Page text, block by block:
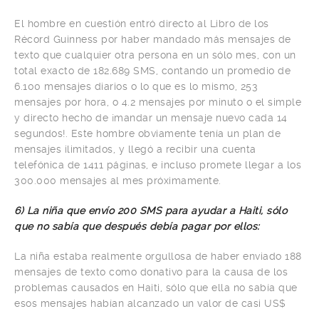
El hombre en cuestión entró directo al Libro de los
Récord Guinness por haber mandado más mensajes de
texto que cualquier otra persona en un sólo mes, con un
total exacto de 182.689 SMS, contando un promedio de
6.100 mensajes diarios o lo que es lo mismo, 253
mensajes por hora, o 4.2 mensajes por minuto o el simple
y directo hecho de ¡mandar un mensaje nuevo cada 14
segundos!. Este hombre obviamente tenía un plan de
mensajes ilimitados, y llegó a recibir una cuenta
telefónica de 1411 páginas, e incluso promete llegar a los
300.000 mensajes al mes próximamente.
6) La niña que envío 200 SMS para ayudar a Haiti, sólo
que no sabía que después debía pagar por ellos:
La niña estaba realmente orgullosa de haber enviado 188
mensajes de texto como donativo para la causa de los
problemas causados en Haiti, sólo que ella no sabía que
esos mensajes habían alcanzado un valor de casi US$